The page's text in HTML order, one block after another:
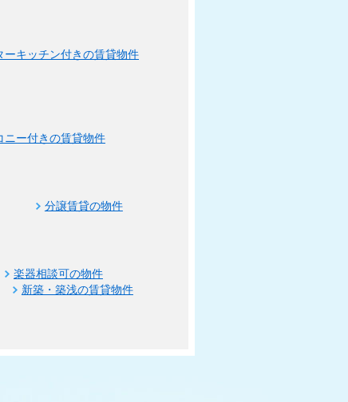
ーキッチン付きの賃貸物件
ニー付きの賃貸物件
分譲賃貸の物件
楽器相談可の物件
新築・築浅の賃貸物件